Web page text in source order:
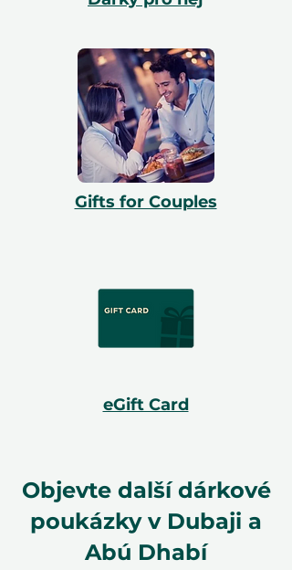
Gifts for Couples
eGift Card
Objevte další dárkové
poukázky v Dubaji a
Abú Dhabí